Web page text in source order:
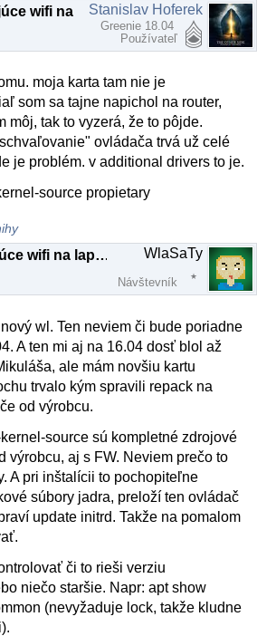
RE: nefungujúce wifi na laptope - lubuntu 16.04 LTS
Stanislav Hoferek
Greenie 18.04
Používateľ
moja karta tam nie je
som sa tajne napichol na router,
môj, tak to vyzerá, že to pôjde.
ovládača trvá už celé
je problém. v additional drivers to je.
source propietary
RE: nefungujúce wifi na laptope - lubuntu 16.04 LTS WlaSaTy
Návštevník
wl. Ten neviem či bude poriadne
A ten mi aj na 16.04 dosť blol až
ale mám novšiu kartu
trvalo kým spravili repack na
od výrobcu.
source sú kompletné zdrojové
výrobcu, aj s FW. Neviem prečo to
A pri inštalícii to pochopiteľne
súbory jadra, preloží ten ovládač
update initrd. Takže na pomalom
či to rieši verziu
niečo staršie. Napr: apt show
(nevyžaduje lock, takže kludne